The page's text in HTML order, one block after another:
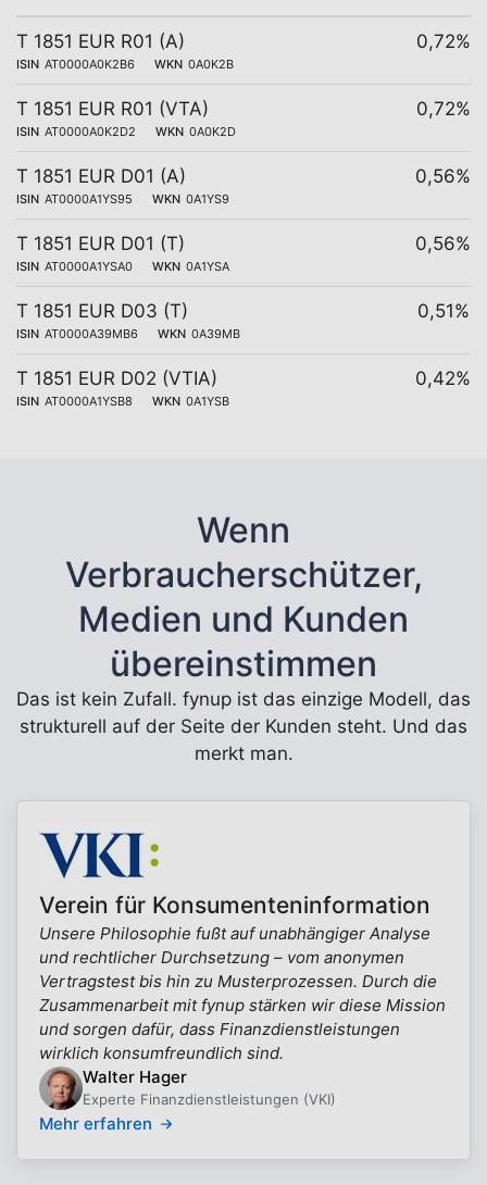
T 1851 EUR R01 (A)
ISIN AT0000A0K2B6 WKN 0A0K2B
0,72%
T 1851 EUR R01 (VTA)
ISIN AT0000A0K2D2 WKN 0A0K2D
0,72%
T 1851 EUR D01 (A)
ISIN AT0000A1YS95 WKN 0A1YS9
0,56%
T 1851 EUR D01 (T)
ISIN AT0000A1YSA0 WKN 0A1YSA
0,56%
T 1851 EUR D03 (T)
ISIN AT0000A39MB6 WKN 0A39MB
0,51%
T 1851 EUR D02 (VTIA)
ISIN AT0000A1YSB8 WKN 0A1YSB
0,42%
Wenn
Verbraucherschützer,
Medien und Kunden
übereinstimmen
Das ist kein Zufall. fynup ist das einzige Modell, das
strukturell auf der Seite der Kunden steht. Und das
merkt man.
Verein für Konsumenteninformation
Unsere Philosophie fußt auf unabhängiger Analyse
und rechtlicher Durchsetzung – vom anonymen
Vertragstest bis hin zu Musterprozessen. Durch die
Zusammenarbeit mit fynup stärken wir diese Mission
und sorgen dafür, dass Finanzdienstleistungen
wirklich konsumfreundlich sind.
Walter Hager
Experte Finanzdienstleistungen (VKI)
Mehr erfahren